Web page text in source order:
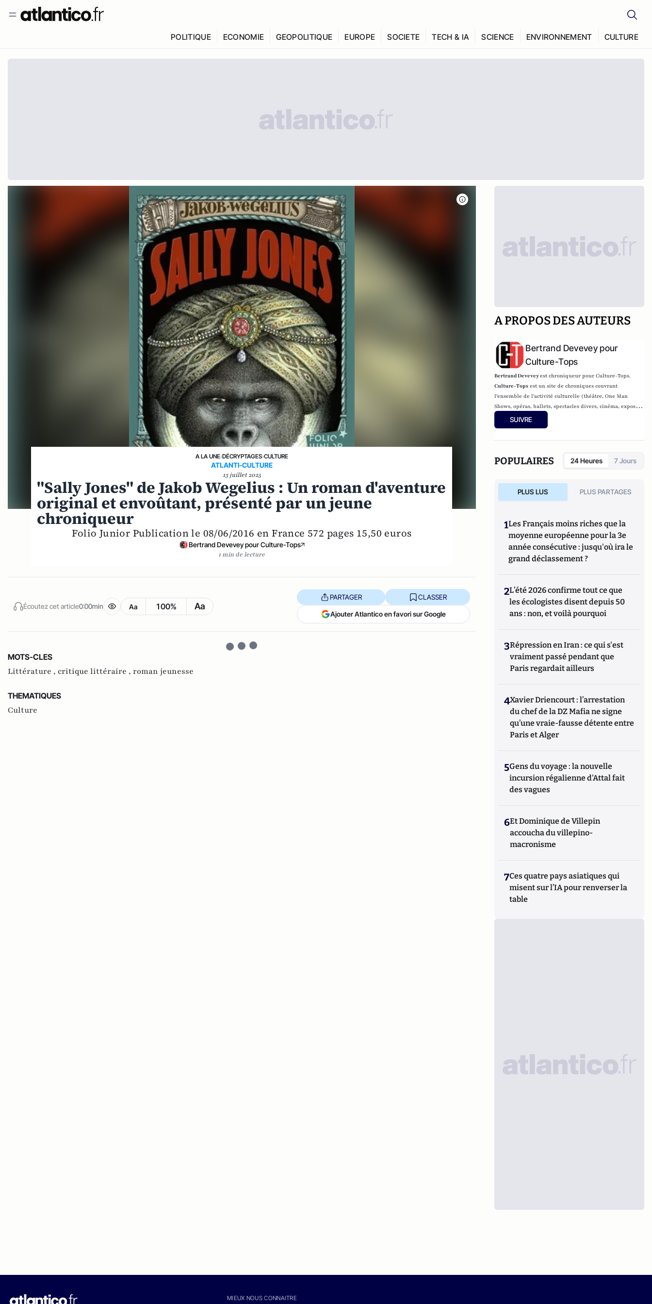
POLITIQUE ECONOMIE GEOPOLITIQUE EUROPE SOCIETE TECH & IA SCIENCE ENVIRONNEMENT CULTURE
A LA UNE›DÉCRYPTAGES›CULTURE
ATLANTI-CULTURE
13 juillet 2025
"Sally Jones" de Jakob Wegelius : Un roman d'aventure
original et envoûtant, présenté par un jeune
chroniqueur
Folio Junior Publication le 08/06/2016 en France 572 pages 15,50 euros
Bertrand Devevey pour Culture-Tops
1 min de lecture
Écoutez cet article0:00min Aa 100% Aa
PARTAGER CLASSER
Ajouter Atlantico en favori sur Google
MOTS-CLES
Littérature , critique littéraire , roman jeunesse
THEMATIQUES
Culture
A PROPOS DES AUTEURS
Bertrand Devevey pour
Culture-Tops
Bertrand Deveveyest chroniqueur pour Culture-Tops.
Culture-Tops est un site de chroniques couvrant
l'ensemble de l'activité culturelle (théâtre, One Man
Shows, opéras, ballets, spectacles divers, cinéma, expos,
livres, etc.).
SUIVRE
POPULAIRES 24 Heures 7 Jours
PLUS LUS PLUS PARTAGES
1Les Français moins riches que la
moyenne européenne pour la 3e
année consécutive : jusqu'où ira le
grand déclassement ?
2L’été 2026 confirme tout ce que
les écologistes disent depuis 50
ans : non, et voilà pourquoi
3Répression en Iran : ce qui s'est
vraiment passé pendant que
Paris regardait ailleurs
4Xavier Driencourt : l’arrestation
du chef de la DZ Mafia ne signe
qu’une vraie-fausse détente entre
Paris et Alger
5Gens du voyage : la nouvelle
incursion régalienne d'Attal fait
des vagues
6Et Dominique de Villepin
accoucha du villepino-
macronisme
7Ces quatre pays asiatiques qui
misent sur l’IA pour renverser la
table
MIEUX NOUS CONNAITRE